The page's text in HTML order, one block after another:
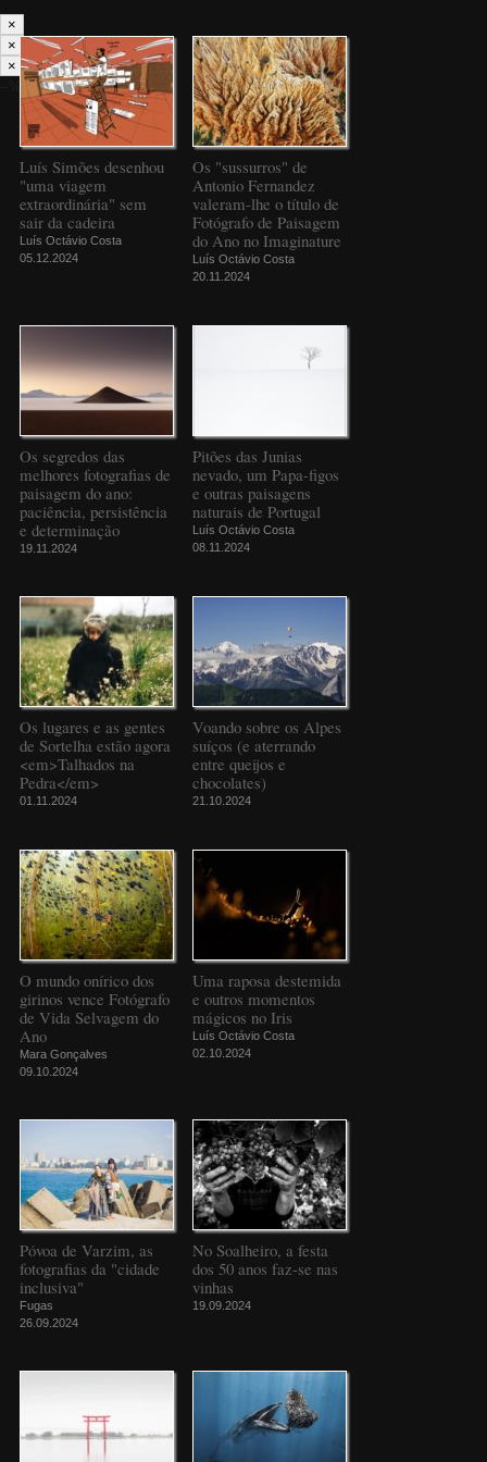
Luís Simões desenhou
"uma viagem
extraordinária" sem
sair da cadeira
Luís Octávio Costa
05.12.2024
Os "sussurros" de
Antonio Fernandez
valeram-lhe o título de
Fotógrafo de Paisagem
do Ano no Imaginature
Luís Octávio Costa
20.11.2024
Os segredos das
melhores fotografias de
paisagem do ano:
paciência, persistência
e determinação
19.11.2024
Pitões das Junias
nevado, um Papa-figos
e outras paisagens
naturais de Portugal
Luís Octávio Costa
08.11.2024
Os lugares e as gentes
de Sortelha estão agora
<em>Talhados na
Pedra</em>
01.11.2024
Voando sobre os Alpes
suíços (e aterrando
entre queijos e
chocolates)
21.10.2024
O mundo onírico dos
girinos vence Fotógrafo
de Vida Selvagem do
Ano
Mara Gonçalves
09.10.2024
Uma raposa destemida
e outros momentos
mágicos no Iris
Luís Octávio Costa
02.10.2024
Póvoa de Varzim, as
fotografias da "cidade
inclusiva"
Fugas
26.09.2024
No Soalheiro, a festa
dos 50 anos faz-se nas
vinhas
19.09.2024
×
×
×
--%>